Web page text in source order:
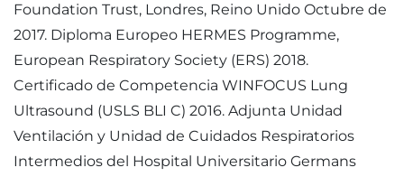
Foundation Trust, Londres, Reino Unido Octubre de
2017. Diploma Europeo HERMES Programme,
European Respiratory Society (ERS) 2018.
Certificado de Competencia WINFOCUS Lung
Ultrasound (USLS BLI C) 2016. Adjunta Unidad
Ventilación y Unidad de Cuidados Respiratorios
Intermedios del Hospital Universitario Germans